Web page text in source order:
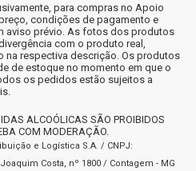
para compras no Apoio
condições de pagamento e
aviso prévio. As fotos dos produtos
com o produto real,
respectiva descrição. Os produtos
de estoque no momento em que o
os pedidos estão sujeitos a
ALCOÓLICAS SÃO PROIBIDOS
COM MODERAÇÃO.
e Logística S.A. / CNPJ:
Costa, nº 1800 / Contagem - MG